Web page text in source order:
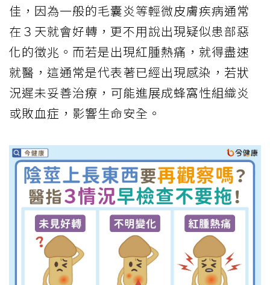
佳，因為一般的毛囊炎等輕微皮膚疾病通常
在３天就會好轉，更不用說出現疑似患部惡
化的徵兆。而若是出現紅腫熱痛，就得盡速
就醫，這通常是代表著已經出現感染，若狀
況遲未妥善治療，可能進展成蜂窩性組織炎
或敗血症，影響生命安全。